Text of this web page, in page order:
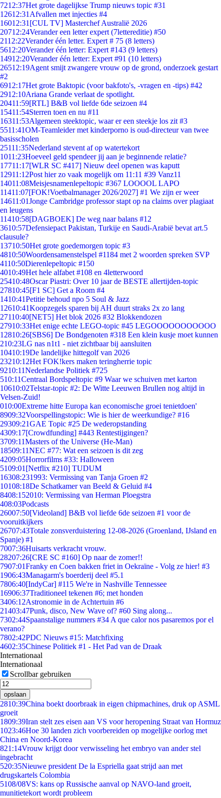
7212:37Het grote dagelijkse Trump nieuws topic #31
12612:31 Afvallen met injecties #4
16012:31 [CUL TV] Masterchef Australië 2026
20712:24Verander een letter expert (7lettereditie) #50
2112:22Verander één letter. Expert # 75 (8 letters)
5612:20Verander één letter: Expert #143 (9 letters)
14912:20Verander één letter: Expert #91 (10 letters)
26512:19Agent smijt zwangere vrouw op de grond, onderzoek gestart
#2
6912:17Het grote Baktopic (voor bakfoto's, -vragen en -tips) #42
2912:10Ariana Grande verlaat de spotlight.
20411:59[RTL] B&B vol liefde 6de seizoen #4
15411:54Sterren toen en nu #11
16311:53Algemeen steektopic, waar er een steekje los zit #3
5511:41OM-Teamleider met kinderporno is oud-directeur van twee
basisscholen
25111:35Nederland stevent af op watertekort
1011:23Hoeveel geld spendeer jij aan je beginnende relatie?
17711:17[WLR SC #417] Nieuw deel openen was kaputt
12911:12Post hier zo vaak mogelijk om 11:11 #39 Vanz11
14011:08Meisjesnamenlepeltopic #367 LOOOOL LAPO
11411:07[FOK!Voetbalmanager 2026/2027] #1 We zijn er weer
14611:01Jonge Cambridge professor stapt op na claims over plagiaat
en leugens
11410:58[DAGBOEK] De weg naar balans #12
3610:57Defensiepact Pakistan, Turkije en Saudi-Arabië bevat art.5
clausule?
13710:50Het grote goedemorgen topic #3
4810:50Woordensamenstelspel #1184 met 2 woorden spreken SVP
4110:50Dierenlepeltopic #150
4010:49Het hele alfabet #108 en 4letterwoord
25410:48Oscar Piastri: Over 10 jaar de BESTE allertijden-topic
27810:45[F1 SC] Get a Room #4
1410:41Petitie behoud npo 5 Soul & Jazz
12610:41Koopzegels sparen bij AH duurt straks 2x zo lang
27110:40[NET5] Het blok 2026 #32 Blokkendozen
27910:33Het enige echte LEGO-topic #45 LEGOOOOOOOOOOO
12810:26[SBS6] De Bondgenoten #318 Een klein kusje moet kunnen
210:23LG nas n1t1 - niet zichtbaar bij aansluiten
10410:19De landelijke hittegolf van 2026
23210:12Het FOK!kers maken teringherrie topic
9210:11Nederlandse Politiek #725
510:11Centraal Bordspeltopic #9 Waar we schuiven met karton
10610:02Telstar-topic #2: De Witte Leeuwen Brullen nog altijd in
Velsen-Zuid!
010:00Extreme hitte Europa kan economische groei tenietdoen'
8909:32Voorspellingstopic: Wie is hier de weerkundige? #16
29309:21GAE Topic #25 De wederopstanding
4309:17[Crowdfunding] #443 Rentestijgingen?
3709:11Masters of the Universe (He-Man)
18509:11NEC #77: Wat een seizoen is dit zeg
4209:05Horrorfilms #33: Halloween
5109:01 [Netflix #210] TUDUM
16308:231993: Vermissing van Tanja Groen #2
10108:18De Schatkamer van Beeld & Geluid #4
8408:152010: Vermissing van Herman Ploegstra
408:03Podcasts
26007:50[Videoland] B&B vol liefde 6de seizoen #1 voor de
vooruitkijkers
26707:43Totale zonsverduistering 12-08-2026 (Groenland, IJsland en
Spanje) #1
7007:36Huisarts verkracht vrouw.
28207:26[CRE SC #160] Op naar de zomer!!
7907:01Franky en Coen bakken friet in Oekraïne - Volg ze hier! #3
1906:43Managarm's boerderij deel #5.1
7806:40[IndyCar] #115 We're in Nashville Tennessee
16906:37Traditioneel tekenen #6; met honden
3406:12Astronomie in de Achtertuin #6
21403:47Punk, disco, New Wave of? #60 Sing along...
7302:44Spaanstalige nummers #34 A que calor nos pasaremos por el
verano?
7802:42PDC Nieuws #15: Matchfixing
4602:35Chinese Politiek #1 - Het Pad van de Draak
Internationaal
Internationaal
Scrollbar gebruiken
opslaan
2810:39China boekt doorbraak in eigen chipmachines, druk op ASML
groeit
1809:39Iran stelt zes eisen aan VS voor heropening Straat van Hormuz
1023:46Hoe 30 landen zich voorbereiden op mogelijke oorlog met
China en Noord-Korea
821:14Vrouw krijgt door verwisseling het embryo van ander stel
ingebracht
520:35Nieuwe president De la Espriella gaat strijd aan met
drugskartels Colombia
5108/08VS: kans op Russische aanval op NAVO-land groeit,
munitietekort wordt probleem